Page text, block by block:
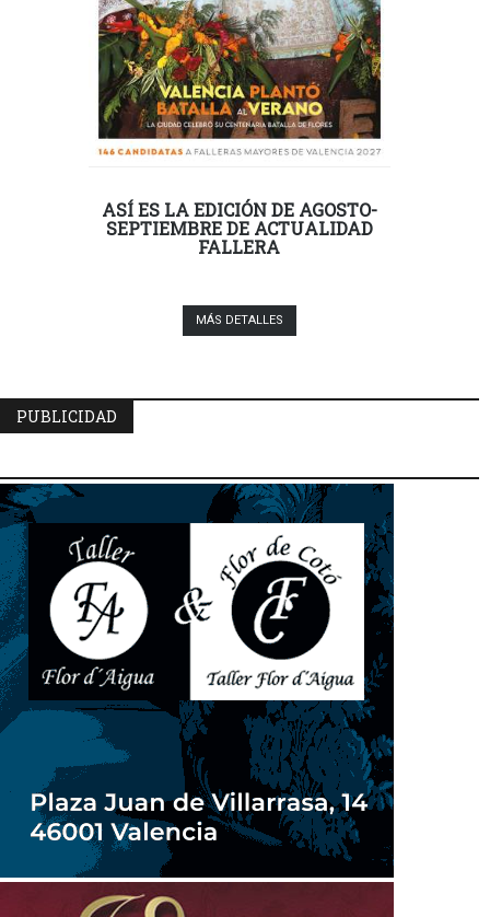
ASÍ ES LA EDICIÓN DE AGOSTO-
SEPTIEMBRE DE ACTUALIDAD
FALLERA
MÁS DETALLES
PUBLICIDAD